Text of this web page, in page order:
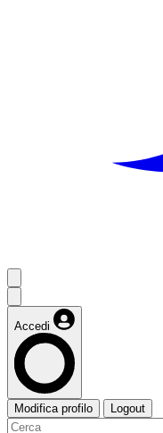
Accedi
Modifica profilo Logout